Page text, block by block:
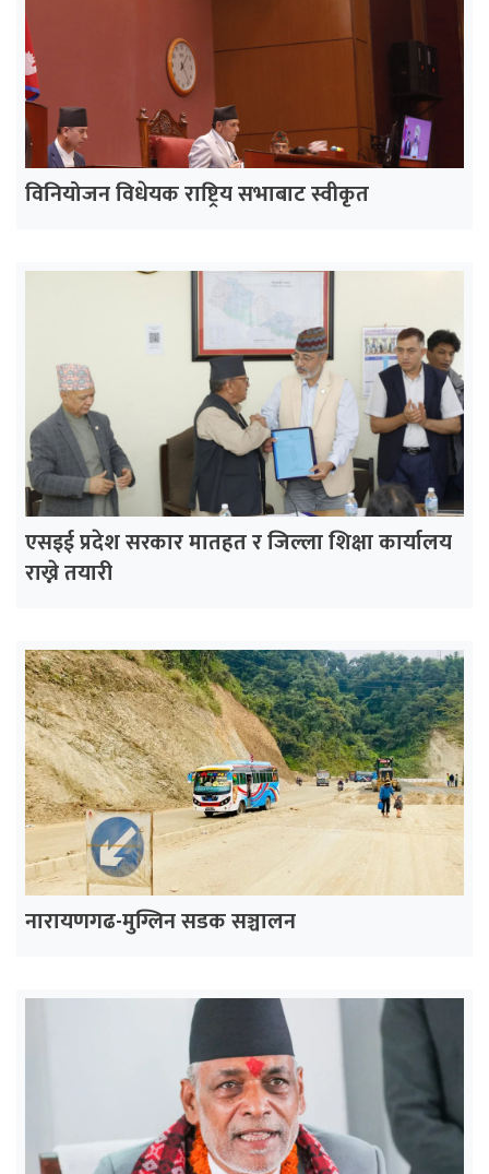
विनियोजन विधेयक राष्ट्रिय सभाबाट स्वीकृत
एसइई प्रदेश सरकार मातहत र जिल्ला शिक्षा कार्यालय
राख्ने तयारी
नारायणगढ-मुग्लिन सडक सञ्चालन